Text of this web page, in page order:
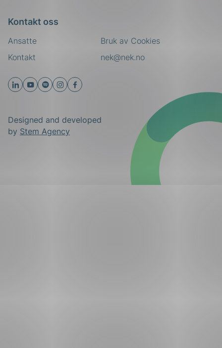
Kontakt oss
Ansatte
nek@nek.no
Kontakt
Bruk av Cookies
Designed and developed
by Stem Agency